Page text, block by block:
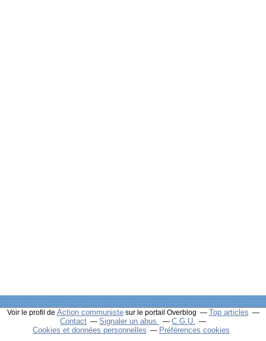
Voir le profil de Action communistesur le portail Overblog
Top articles
Contact
Signaler un abus
C.G.U.
Cookies et données personnelles
Préférences cookies